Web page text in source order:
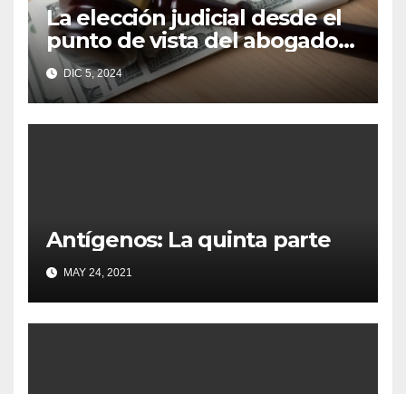
La elección judicial desde el
punto de vista del abogado
Edgar Galindo Macedo
DIC 5, 2024
Antígenos: La quinta parte
MAY 24, 2021